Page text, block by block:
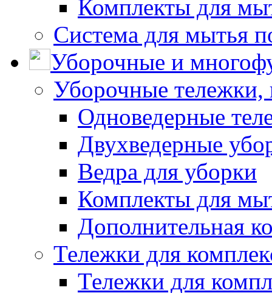
Комплекты для
Система для мытья
Уборочные и
Уборочные тележки,
Одноведерные
Двухведерные
Ведра для уборки
Комплекты для
Дополнительная
Тележки для
Тележки для